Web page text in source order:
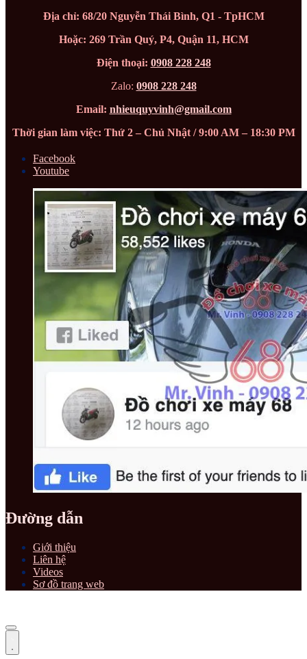
Địa chỉ: 68/20 Nguyễn Thái Bình, Q1 - TpHCM
Hoặc: 269 Trần Quý, P4, Quận 11, HCM
Điện thoại: 0908 228 248
Zalo: 0908 228 248
Email: nhieuquyvinh@gmail.com
Thời gian làm việc: Thứ 2 – Chủ Nhật / 9:00 AM – 18:30 PM
Facebook
Youtube
Đường dẫn
Giới thiệu
Liên hệ
Videos
Sơ đồ trang web